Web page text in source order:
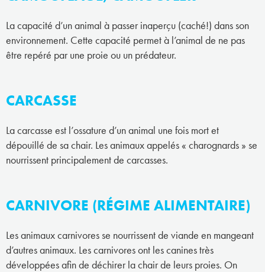
La capacité d’un animal à passer inaperçu (caché!) dans son
environnement. Cette capacité permet à l’animal de ne pas
être repéré par une proie ou un prédateur.
CARCASSE
La carcasse est l’ossature d’un animal une fois mort et
dépouillé de sa chair. Les animaux appelés « charognards » se
nourrissent principalement de carcasses.
CARNIVORE (RÉGIME ALIMENTAIRE)
Les animaux carnivores se nourrissent de viande en mangeant
d’autres animaux. Les carnivores ont les canines très
développées afin de déchirer la chair de leurs proies. On